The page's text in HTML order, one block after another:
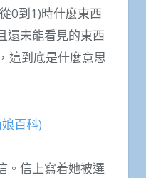
0到1)時什麼東西
還未能看見的東西
這到底是什麼意思
百科)
。信上寫着她被選